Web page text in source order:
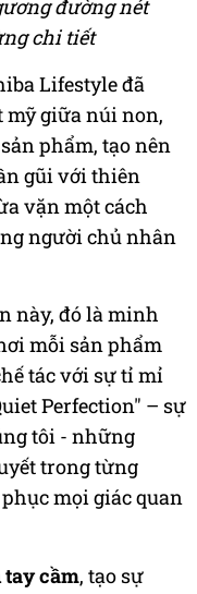
đường nét
chi tiết
Lifestyle đã
mỹ giữa núi non,
phẩm, tạo nên
gũi với thiên
vặn một cách
người chủ nhân
này, đó là minh
mỗi sản phẩm
tác với sự tỉ mỉ
Perfection" – sự
tôi - những
trong từng
mọi giác quan
cầm, tạo sự